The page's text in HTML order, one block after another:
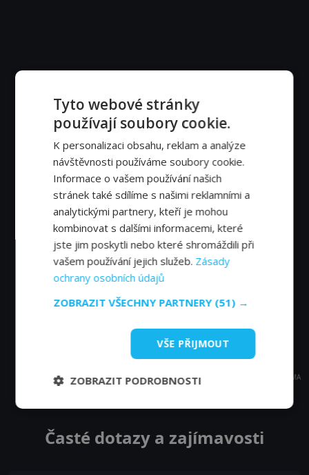
REKLAMA
Časté dotazy a zajímavosti
Tyto webové stránky
používají soubory cookie.
K personalizaci obsahu, reklam a analýze
návštěvnosti používáme soubory cookie.
Informace o vašem používání našich
stránek také sdílíme s našimi reklamními a
analytickými partnery, kteří je mohou
kombinovat s dalšími informacemi, které
jste jim poskytli nebo které shromáždili při
vašem používání jejich služeb. Zásady
ochrany osobních údajů
ZOBRAZIT VŠECHNY PARTNERY (51) →
VŠE PŘIJMOUT
ZOBRAZIT PODROBNOSTI